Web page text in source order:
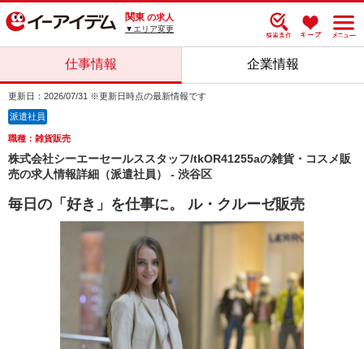
関東 の求人
▼エリア変更
仕事情報 企業情報
更新日：2026/07/31 ※更新日時点の最新情報です
派遣社員
職種：雑貨販売
株式会社シーエーセールススタッフ/tkOR41255aの雑貨・コスメ販
売の求人情報詳細（派遣社員） - 渋谷区
毎日の「好き」を仕事に。 ル・クルーゼ販売